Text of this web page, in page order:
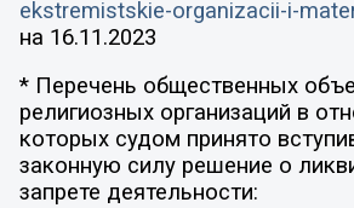
ekstremistskie-organizacii-i-
на 16.11.2023
* Перечень общественных
религиозных организаций в
которых судом принято
законную силу решение о
запрете деятельности: